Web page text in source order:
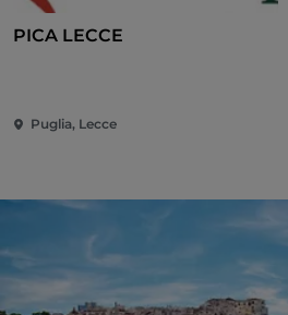
PICA LECCE
Puglia, Lecce